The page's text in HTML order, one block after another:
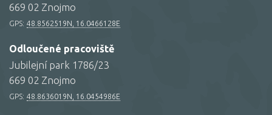
669 02 Znojmo
GPS: 48.8562519N, 16.0466128E
Odloučené pracoviště
Jubilejní park 1786/23
669 02 Znojmo
GPS: 48.8636019N, 16.0454986E